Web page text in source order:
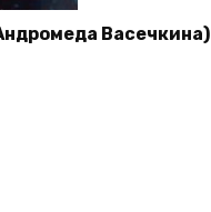
Васечкина)